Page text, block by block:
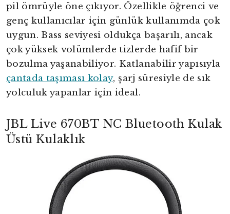
pil ömrüyle öne çıkıyor. Özellikle öğrenci ve
genç kullanıcılar için günlük kullanımda çok
uygun. Bass seviyesi oldukça başarılı, ancak
çok yüksek volümlerde tizlerde hafif bir
bozulma yaşanabiliyor. Katlanabilir yapısıyla
çantada taşıması kolay, şarj süresiyle de sık
yolculuk yapanlar için ideal.
JBL Live 670BT NC Bluetooth Kulak
Üstü Kulaklık